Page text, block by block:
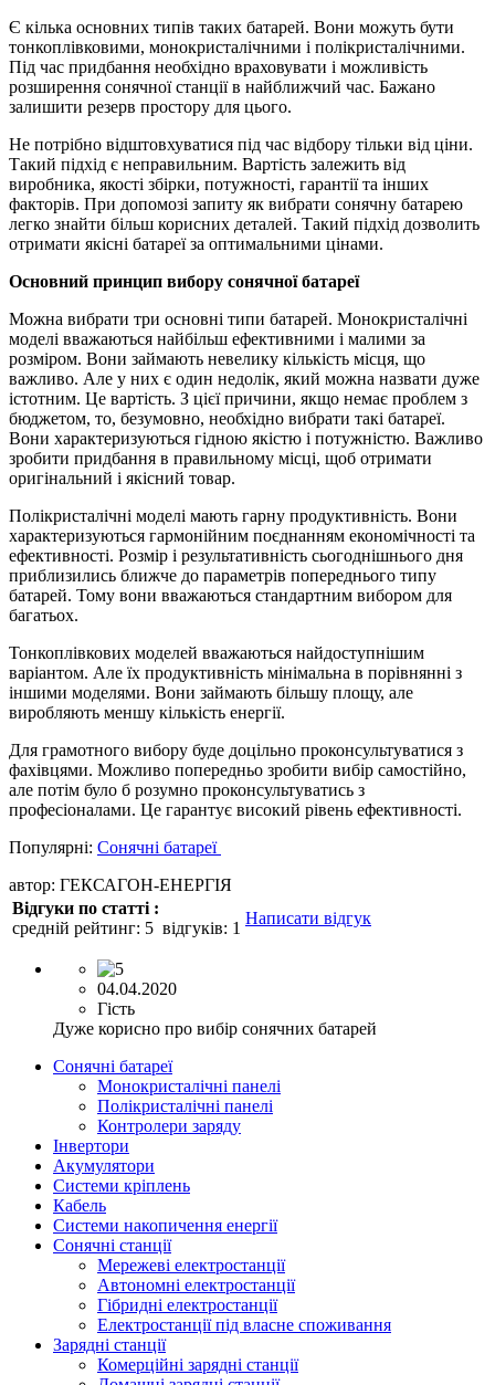
Є кілька основних типів таких батарей. Вони можуть бути
тонкоплівковими, монокристалічними і полікристалічними.
Під час придбання необхідно враховувати і можливість
розширення сонячної станції в найближчий час. Бажано
залишити резерв простору для цього.
Не потрібно відштовхуватися під час відбору тільки від ціни.
Такий підхід є неправильним. Вартість залежить від
виробника, якості збірки, потужності, гарантії та інших
факторів. При допомозі запиту як вибрати сонячну батарею
легко знайти більш корисних деталей. Такий підхід дозволить
отримати якісні батареї за оптимальними цінами.
Основний принцип вибору сонячної батареї
Можна вибрати три основні типи батарей. Монокристалічні
моделі вважаються найбільш ефективними і малими за
розміром. Вони займають невелику кількість місця, що
важливо. Але у них є один недолік, який можна назвати дуже
істотним. Це вартість. З цієї причини, якщо немає проблем з
бюджетом, то, безумовно, необхідно вибрати такі батареї.
Вони характеризуються гідною якістю і потужністю. Важливо
зробити придбання в правильному місці, щоб отримати
оригінальний і якісний товар.
Полікристалічні моделі мають гарну продуктивність. Вони
характеризуються гармонійним поєднанням економічності та
ефективності. Розмір і результативність сьогоднішнього дня
приблизились ближче до параметрів попереднього типу
батарей. Тому вони вважаються стандартним вибором для
багатьох.
Тонкоплівкових моделей вважаються найдоступнішим
варіантом. Але їх продуктивність мінімальна в порівнянні з
іншими моделями. Вони займають більшу площу, але
виробляють меншу кількість енергії.
Для грамотного вибору буде доцільно проконсультуватися з
фахівцями. Можливо попередньо зробити вибір самостійно,
але потім було б розумно проконсультуватись з
професіоналами. Це гарантує високий рівень ефективності.
Популярні: Сонячні батареї
автор: ГЕКСАГОН-ЕНЕРГІЯ
Відгуки по статті :
средній рейтинг: 5 відгуків: 1
Написати відгук
04.04.2020
Гість
Дуже корисно про вибір сонячних батарей
Сонячні батареї
Монокристалічні панелі
Полікристалічні панелі
Контролери заряду
Інвертори
Акумулятори
Системи кріплень
Кабель
Системи накопичення енергії
Сонячні станції
Мережеві електростанції
Автономні електростанції
Гібридні електростанції
Електростанції під власне споживання
Зарядні станції
Комерційні зарядні станції